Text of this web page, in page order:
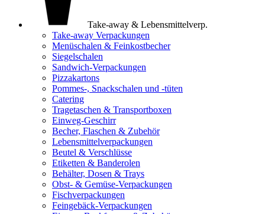
Take-away & Lebensmittelverp.
Take-away Verpackungen
Menüschalen & Feinkostbecher
Siegelschalen
Sandwich-Verpackungen
Pizzakartons
Pommes-, Snackschalen und -tüten
Catering
Tragetaschen & Transportboxen
Einweg-Geschirr
Becher, Flaschen & Zubehör
Lebensmittelverpackungen
Beutel & Verschlüsse
Etiketten & Banderolen
Behälter, Dosen & Trays
Obst- & Gemüse-Verpackungen
Fischverpackungen
Feingebäck-Verpackungen